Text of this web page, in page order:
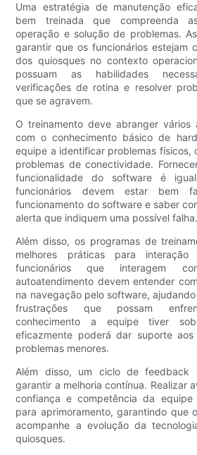
Uma estratégia de manutenção
bem treinada que compreenda
operação e solução de problemas.
garantir que os funcionários estejam
dos quiosques no contexto
possuam as habilidades
verificações de rotina e resolver
que se agravem.
O treinamento deve abranger vários
com o conhecimento básico de
equipe a identificar problemas físicos,
problemas de conectividade.
funcionalidade do software é
funcionários devem estar bem
funcionamento do software e saber
alerta que indiquem uma possível falha.
Além disso, os programas de
melhores práticas para
funcionários que interagem
autoatendimento devem entender
na navegação pelo software,
frustrações que possam
conhecimento a equipe tiver
eficazmente poderá dar suporte aos
problemas menores.
Além disso, um ciclo de feedback
garantir a melhoria contínua. Realizar
confiança e competência da
para aprimoramento, garantindo que
acompanhe a evolução da
quiosques.